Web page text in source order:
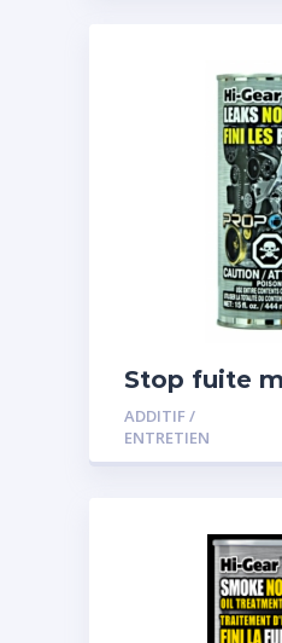
Stop fuite
ADDITIF /
ENTRETIEN